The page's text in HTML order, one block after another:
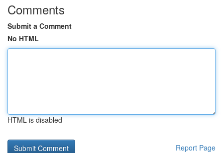
Comments
Submit a Comment
No HTML
HTML is disabled
Report Page